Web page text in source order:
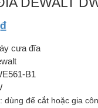
₫
cưa đĩa
B1
: dùng để cắt hoặc gia